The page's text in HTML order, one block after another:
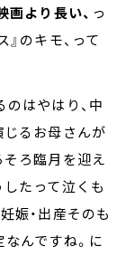
画より長い、 っ
のキモ、って
はやはり、中
じるお母さんが
そろ臨月を迎え
たって泣くも
娠・出産そのも
んですね。に